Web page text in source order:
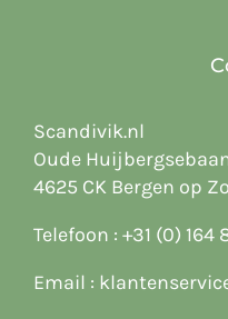
Scandivik.nl
Oude
4625 CK Bergen op
Telefoon : +31 (0) 164
Email :